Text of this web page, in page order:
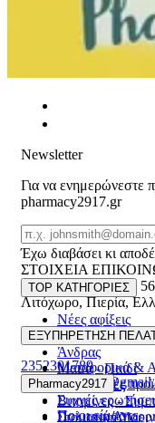
Newsletter
Για να ενημερώνεστε
pharmacy2917.gr
Email
Έχω διαβάσει κι
ΣΤΟΙΧΕΙΑ
Βασ. Κωνσταντίνου 56
Λιτόχωρο,Πιερία,
ΓΕΜΗ:165892448000
2352301789
TOP ΚΑΤΗΓΟΡΙΕΣ
Νέες αφίξεις
Γυναίκα
Άνδρας
Μαμά - Παιδί
Προσφορές
Βιταμίνες -
Στοματική
ΕΞΥΠΗΡΕΤΗΣΗ
Μεταφορικά &
Επιστροφές
Συχνές
Πολιτική
Pharmacy2917
Ποιοι είμαστε